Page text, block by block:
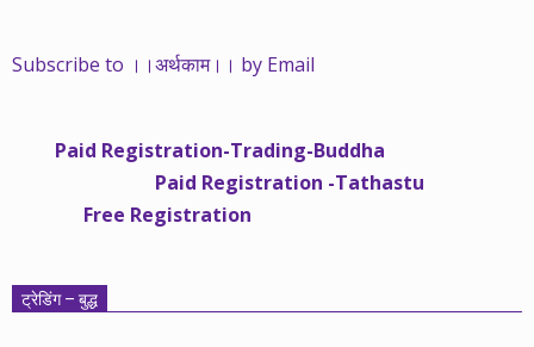
महंगाई की दर 10 प्रतिशत से ऊपर रहती है। वे भागकर जाते हैं सोने और
साढ़े चार सालों से अर्थकाम से जुड़े हैं, वे हमारी ईमानदारी और सत्यनिष्ठा से
भलीभांति वाकिफ हैं। शुरू में हम भी कच्चे थे तो बाज़ार के उस्तादों के जाल
में फंस गए। गलतियां कीं। लेकिन जैसे ही समझ में आया, खटाक से उनसे
मजबूत आधार और गहन रिसर्च के साथ। उसी का नतीजा है कि हमारी
Subscribe to ।।अर्थकाम।। by Email
Paid Registration-Trading-Buddha
Paid Registration -Tathastu
Free Registration
ट्रेडिंग – बुद्ध